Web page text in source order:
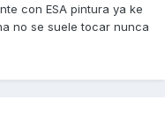
con ESA pintura ya ke
no se suele tocar nunca